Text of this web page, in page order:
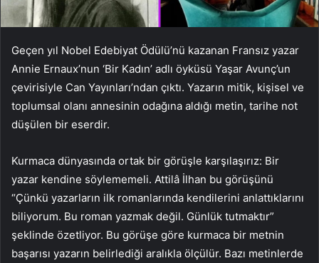
Geçen yıl Nobel Edebiyat Ödülü’nü kazanan Fransız yazar
Annie Ernaux’nun ‘Bir Kadın’ adlı öyküsü Yaşar Avunç’un
çevirisiyle Can Yayınları’ndan çıktı. Yazarın mitik, kişisel ve
toplumsal olanı annesinin odağına aldığı metin, tarihe not
düşülen bir eserdir.
Kurmaca dünyasında ortak bir görüşle karşılaşırız: Bir
yazar kendine söylememeli. Attilâ İlhan bu görüşünü
“Çünkü yazarların ilk romanlarında kendilerini anlattıklarını
biliyorum. Bu roman yazmak değil. Günlük tutmaktır”
şeklinde özetliyor. Bu görüşe göre kurmaca bir metnin
başarısı yazarın belirlediği aralıkla ölçülür. Bazı metinlerde